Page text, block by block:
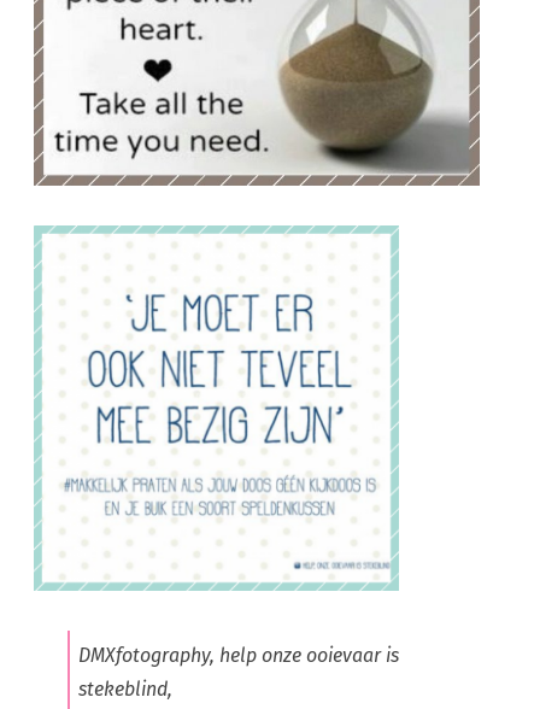
DMXfotography, help onze ooievaar is
stekeblind,